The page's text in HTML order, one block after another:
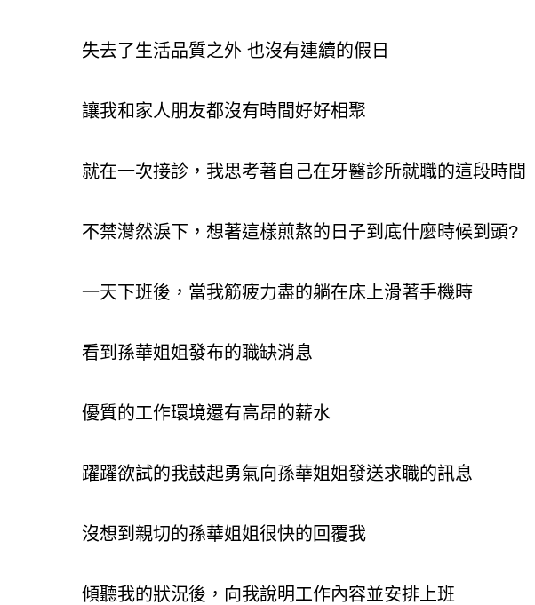
失去了生活品質之外 也沒有連續的假日
讓我和家人朋友都沒有時間好好相聚
就在一次接診，我思考著自己在牙醫診所就職的這段時間
不禁潸然淚下，想著這樣煎熬的日子到底什麼時候到頭?
一天下班後，當我筋疲力盡的躺在床上滑著手機時
看到孫華姐姐發布的職缺消息
優質的工作環境還有高昂的薪水
躍躍欲試的我鼓起勇氣向孫華姐姐發送求職的訊息
沒想到親切的孫華姐姐很快的回覆我
傾聽我的狀況後，向我說明工作內容並安排上班